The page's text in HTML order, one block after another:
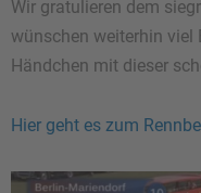
Wir gratulieren dem
wünschen weiterhin viel
Händchen mit dieser
Hier geht es zum